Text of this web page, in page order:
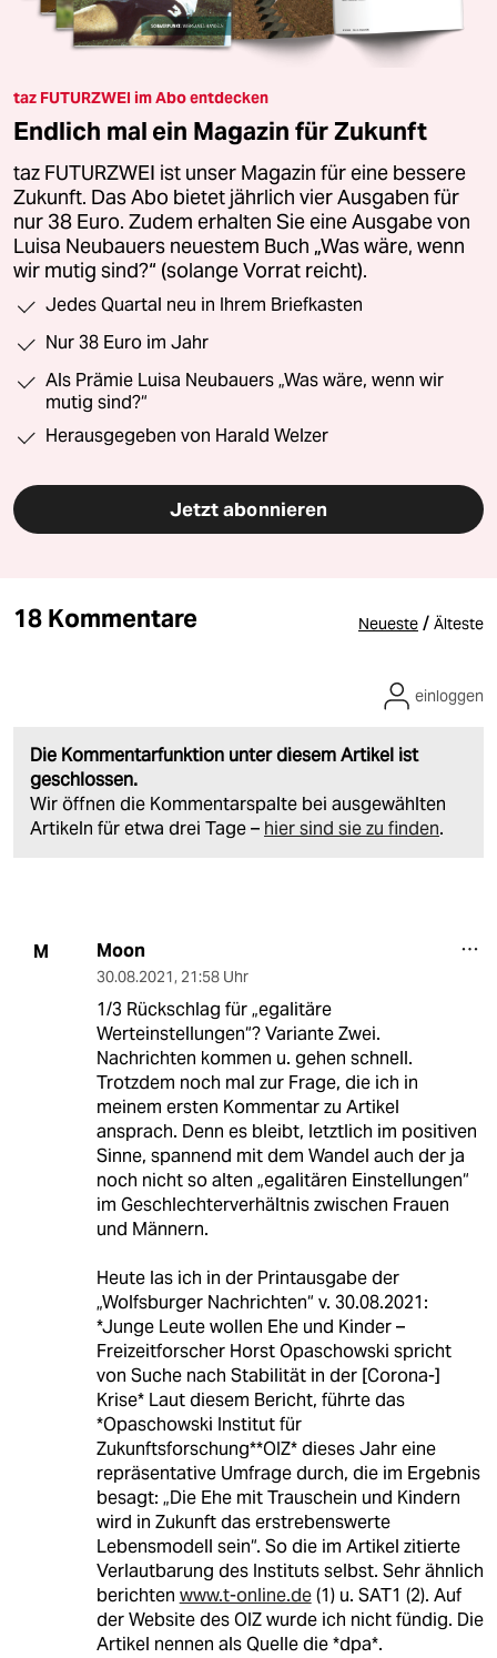
taz FUTURZWEI im Abo entdecken
Endlich mal ein Magazin für Zukunft
taz FUTURZWEI ist unser Magazin für eine bessere
Zukunft. Das Abo bietet jährlich vier Ausgaben für
nur 38 Euro. Zudem erhalten Sie eine Ausgabe von
Luisa Neubauers neuestem Buch „Was wäre, wenn
wir mutig sind?“ (solange Vorrat reicht).
Jedes Quartal neu in Ihrem Briefkasten
Nur 38 Euro im Jahr
Als Prämie Luisa Neubauers „Was wäre, wenn wir
mutig sind?“
Herausgegeben von Harald Welzer
Jetzt abonnieren
18 Kommentare Neueste / Älteste
Die Kommentarfunktion unter diesem Artikel ist
geschlossen.
Wir öffnen die Kommentarspalte bei ausgewählten
Artikeln für etwa drei Tage – hier sind sie zu finden.
einloggen
M Moon
30.08.2021, 21:58 Uhr
1/3 Rückschlag für „egalitäre
Werteinstellungen“? Variante Zwei.
Nachrichten kommen u. gehen schnell.
Trotzdem noch mal zur Frage, die ich in
meinem ersten Kommentar zu Artikel
ansprach. Denn es bleibt, letztlich im positiven
Sinne, spannend mit dem Wandel auch der ja
noch nicht so alten „egalitären Einstellungen“
im Geschlechterverhältnis zwischen Frauen
und Männern.
Heute las ich in der Printausgabe der
„Wolfsburger Nachrichten“ v. 30.08.2021:
*Junge Leute wollen Ehe und Kinder –
Freizeitforscher Horst Opaschowski spricht
von Suche nach Stabilität in der [Corona-]
Krise* Laut diesem Bericht, führte das
*Opaschowski Institut für
Zukunftsforschung**OIZ* dieses Jahr eine
repräsentative Umfrage durch, die im Ergebnis
besagt: „Die Ehe mit Trauschein und Kindern
wird in Zukunft das erstrebenswerte
Lebensmodell sein“. So die im Artikel zitierte
Verlautbarung des Instituts selbst. Sehr ähnlich
berichten www.t-online.de(1) u. SAT1 (2). Auf
der Website des OIZ wurde ich nicht fündig. Die
Artikel nennen als Quelle die *dpa*.